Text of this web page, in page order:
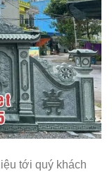
tới quý khách